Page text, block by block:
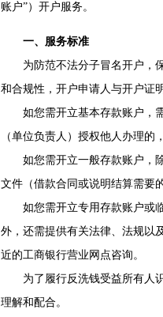
账户”）开户服务。
一、服务标准
为防范不法分子冒名开户，保
和合规性，开户申请人与开户证
如您需开立基本存款账户，需
（单位负责人）授权他人办理的
如您需开立一般存款账户，除
文件（借款合同或说明结算需要
如您需开立专用存款账户或临
外，还需提供有关法律、法规以
近的工商银行营业网点咨询。
为了履行反洗钱受益所有人识
理解和配合。